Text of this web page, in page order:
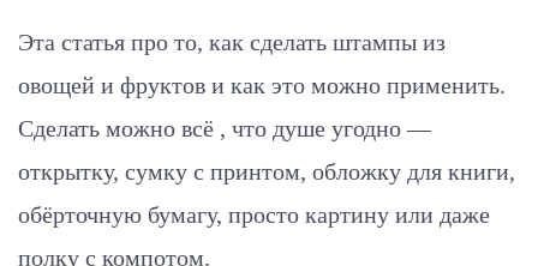
Эта статья про то, как сделать штампы из
овощей и фруктов и как это можно применить.
Сделать можно всё , что душе угодно —
открытку, сумку с принтом, обложку для книги,
обёрточную бумагу, просто картину или даже
полку с компотом.